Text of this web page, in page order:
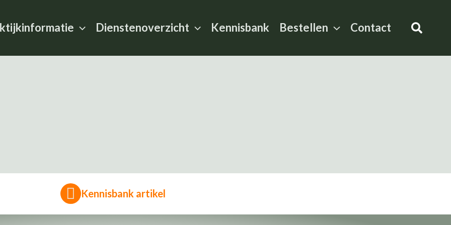
Dienstenoverzicht Kennisbank Bestellen Contact
Kennisbank artikel